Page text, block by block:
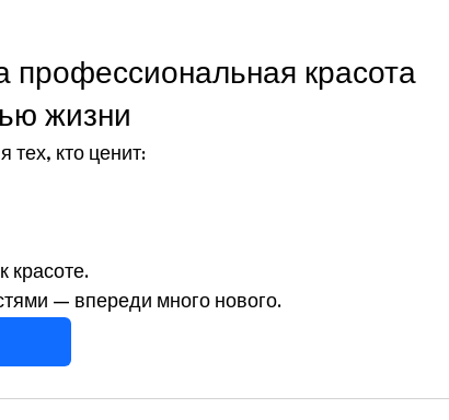
профессиональная красота
жизни
тех, кто ценит:
красоте.
— впереди много нового.